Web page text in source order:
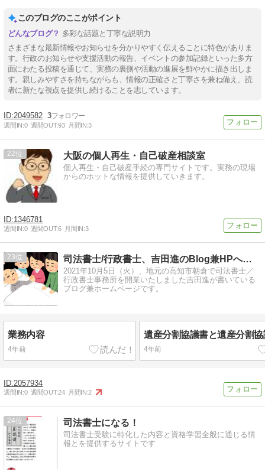
このブログのここがポイント
多彩な話題と丁寧な説明力
さまざまな最新情報やお知らせを分かりやすく伝えることに特色がありま
す。行政のお知らせや支援活動の報告、イベントの参加記録といった多方
面にわたる投稿を通じて、実務の裏側や活動の進展を鮮やかに描き出しま
す。親しみやすさを持ちながらも、情報の正確さと丁寧さを兼ね備え、読
者に新たな視点を提供し続けることを志しています。
2049582 3
週間IN:0 週間OUT:93 月間IN:3
22 大阪の個人再生・自己破産相談室
個人再生・自己破産手続の専門サイトです。実務の現場
からのホットな情報を提供していきます。
1346781
週間IN:0 週間OUT:6 月間IN:3
23 司法書士/行政書士、吉田進のBlog兼HPへようこそ！
2021年10月5日（火）、地元の高知市朝倉で司法書士／
行政書士事務所を開業いたしました吉田進が書いている
ブログ兼ホームページです。
業務内容
4年前
遺産分割協議書と遺産分割
4年前
2057934
週間IN:0 週間OUT:24 月間IN:2
24 司法書士になる！
司法書士受験に特化した内容と資格学習全般に通じる情
報とを提供するサイトです